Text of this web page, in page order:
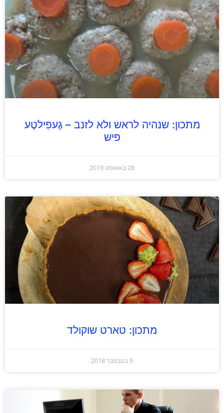
מתכון: שנהיה לראש ולא לזנב – גֶעפִילטֶע
פיש
28 באוגוסט 2019
מתכון: טארט שוקולד
5 בנובמבר 2018